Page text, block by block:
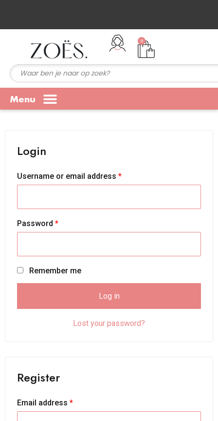
Voor 15:00 besteld = zelfde dag verzonden!
0
Menu
Login
Username or email address *
Password *
Remember me
Log in
Lost your password?
Register
Email address *